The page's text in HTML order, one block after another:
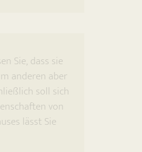
Sie, dass sie
anderen aber
soll sich
von
lässt Sie